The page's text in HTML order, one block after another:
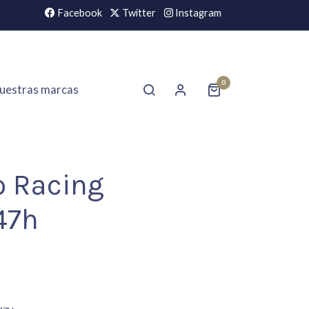
Facebook Twitter Instagram
marcas 0
Racing